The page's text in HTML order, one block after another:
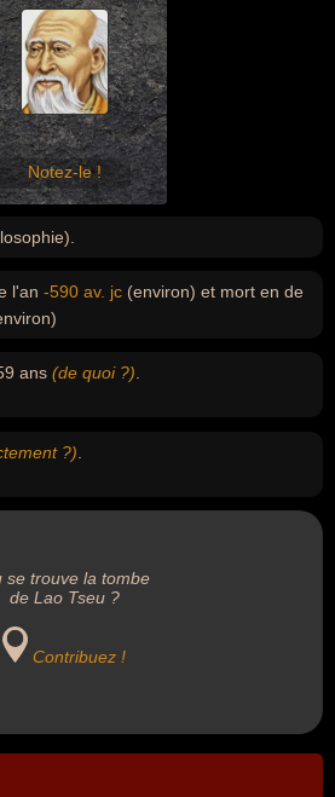
Notez-le !
l'an -590 av. jc (environ) et mort en de
ans (de quoi ?)
?)
se trouve la tombe
de Lao Tseu ?
Contribuez !